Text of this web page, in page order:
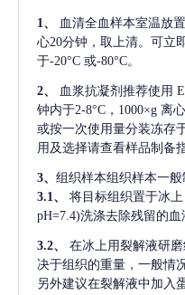
1、 血清全血样本室温放置
心20分钟，取上清。可立
于-20°C 或-80°C。
2、 血浆抗凝剂推荐使用
钟内于2-8°C，1000×g 离
或按一次使用量分装冻存
用及选择请查看样品制备
3、 组织样本组织样本一般
3.1、
将目标组织置于冰
pH=7.4)洗涤去除残留的血
3.2、
在冰上用裂解液研
决于组织的重量，一般情
另外建议在裂解液中加入